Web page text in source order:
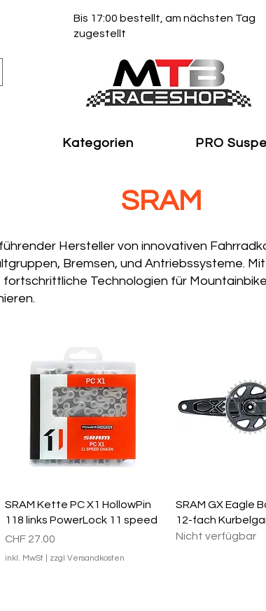
Bis 17:00 bestellt, am nächsten Tag
zugestellt
Kategorien PRO
SRAM
Hersteller von innovativen
Bremsen, und Antriebssysteme.
fortschrittliche Technologien für
Schnellansicht
SRAM Kette PC X1 HollowPin
118 links PowerLock 11 speed
Preis
CHF 27.00
inkl. MwSt| zzgl Versandkosten
SRAM GX Eagle
12-fach
Nicht verfügbar